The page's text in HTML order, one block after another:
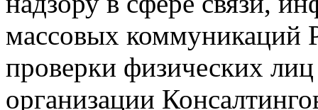
массовых коммуникаций
проверки физических
организации